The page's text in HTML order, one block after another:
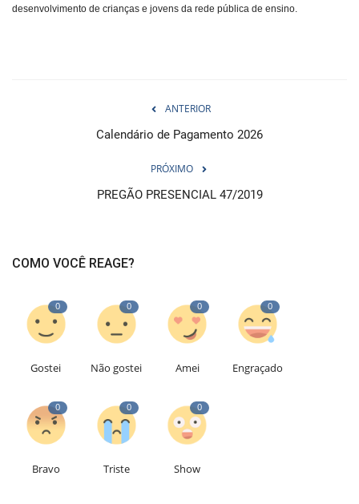
desenvolvimento de crianças e jovens da rede pública de ensino.
ANTERIOR
Calendário de Pagamento 2026
PRÓXIMO
PREGÃO PRESENCIAL 47/2019
COMO VOCÊ REAGE?
0
Gostei
0
Não gostei
0
Amei
0
Engraçado
0
Bravo
0
Triste
0
Show